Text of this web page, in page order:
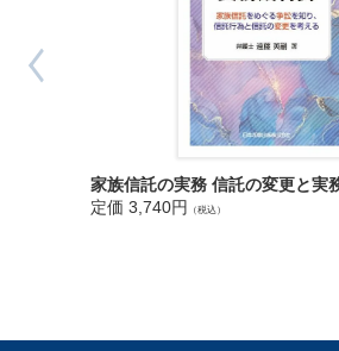
第５ 金融機関から見て／金融機関に対す
１ はじめに
２ 金融機関が民事信託契約書に対して有
３ 条項の記載の仕方について
４ 特に気をつけたい事項について
第２部 「別段の定め」の条項例
第１章 受託者等（信託法第３章）
第２ 31 条３項ただし書（利益相反行為
家族信託の実務 信託の変更と実
定価 3,740円
（税込）